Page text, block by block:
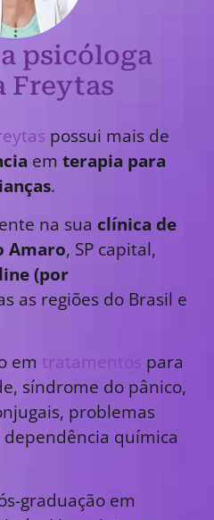
psicóloga
Freytas
possui mais de
em terapia para
.
na sua clínica de
Amaro, SP capital,
(por
as regiões do Brasil e
em tratamentos para
síndrome do pânico,
problemas
química
graduação em